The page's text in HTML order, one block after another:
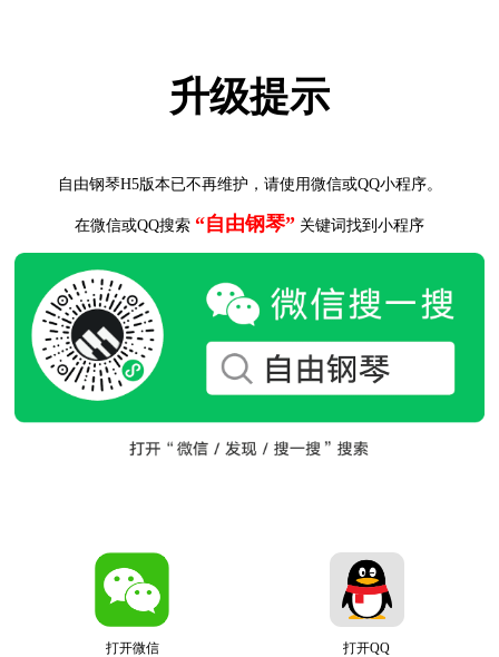
升级提示
自由钢琴H5版本已不再维护，请使用微信或QQ小程序。
在微信或QQ搜索 “自由钢琴” 关键词找到小程序
打开微信 打开QQ